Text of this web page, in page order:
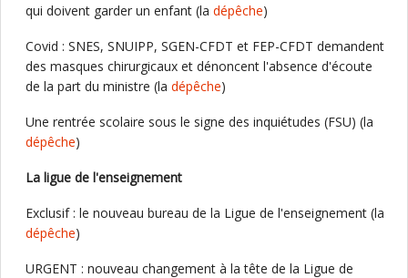
qui doivent garder un enfant (la dépêche)
Covid : SNES, SNUIPP, SGEN-CFDT et FEP-CFDT demandent
des masques chirurgicaux et dénoncent l'absence d'écoute
de la part du ministre (la dépêche)
Une rentrée scolaire sous le signe des inquiétudes (FSU) (la
dépêche)
La ligue de l'enseignement
Exclusif : le nouveau bureau de la Ligue de l'enseignement (la
dépêche)
URGENT : nouveau changement à la tête de la Ligue de